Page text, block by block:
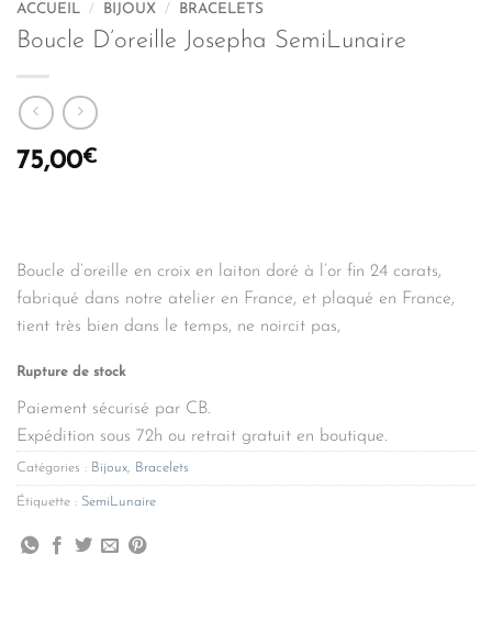
ACCUEIL / BIJOUX / BRACELETS
Boucle D’oreille Josepha SemiLunaire
75,00€
Boucle d’oreille en croix en laiton doré à l’or fin 24 carats,
fabriqué dans notre atelier en France, et plaqué en France,
tient très bien dans le temps, ne noircit pas,
Rupture de stock
Paiement sécurisé par CB.
Expédition sous 72h ou retrait gratuit en boutique.
Catégories : Bijoux, Bracelets
Étiquette : SemiLunaire